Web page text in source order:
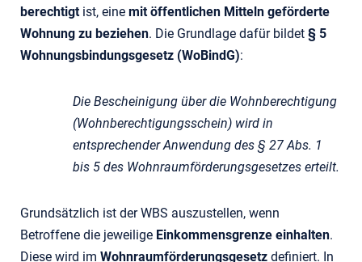
berechtigtist, eine mit öffentlichen Mitteln geförderte
Wohnung zu beziehen. Die Grundlage dafür bildet § 5
Wohnungsbindungsgesetz (WoBindG):
Die Bescheinigung über die Wohnberechtigung
(Wohnberechtigungsschein) wird in
entsprechender Anwendung des § 27 Abs. 1
bis 5 des Wohnraumförderungsgesetzes erteilt.
Grundsätzlich ist der WBS auszustellen, wenn
Betroffene die jeweilige Einkommensgrenze einhalten.
Diese wird im Wohnraumförderungsgesetz definiert. In